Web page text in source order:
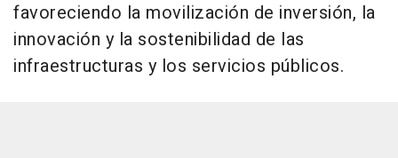
favoreciendo la movilización de inversión, la
innovación y la sostenibilidad de las
infraestructuras y los servicios públicos.